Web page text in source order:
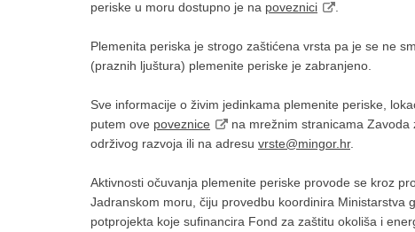
periske u moru dostupno je na poveznici
Plemenita periska je strogo zaštićena vrsta pa je se ne
(praznih ljuštura) plemenite periske je zabranjeno.
Sve informacije o živim jedinkama plemenite periske,
putem ove poveznice
na mrežnim stranicama
održivog razvoja ili na adresu vrste@mingor.hr.
Aktivnosti očuvanja plemenite periske provode se kroz
Jadranskom moru, čiju provedbu koordinira Ministarstva
potprojekta koje sufinancira Fond za zaštitu okoliša i